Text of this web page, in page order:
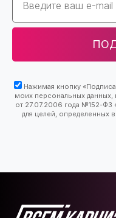
Нажимая кнопку
моих персональных
от 27.07.2006 года №152-ФЗ
для целей, определенных